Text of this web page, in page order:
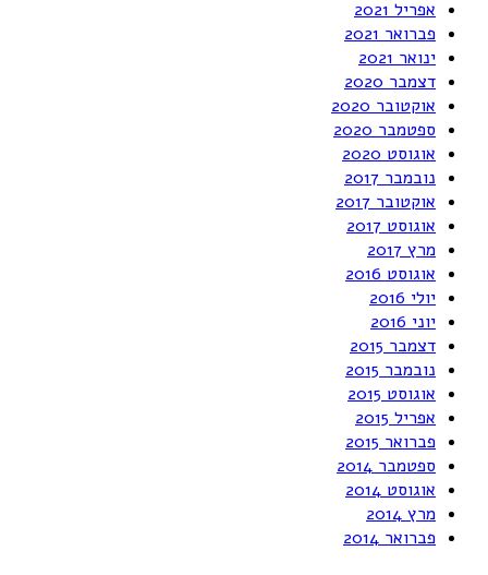
אפריל 2021
פברואר 2021
ינואר 2021
דצמבר 2020
אוקטובר 2020
ספטמבר 2020
אוגוסט 2020
נובמבר 2017
אוקטובר 2017
אוגוסט 2017
מרץ 2017
אוגוסט 2016
יולי 2016
יוני 2016
דצמבר 2015
נובמבר 2015
אוגוסט 2015
אפריל 2015
פברואר 2015
ספטמבר 2014
אוגוסט 2014
מרץ 2014
פברואר 2014